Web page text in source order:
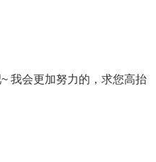
我会更加努力的，求您高抬